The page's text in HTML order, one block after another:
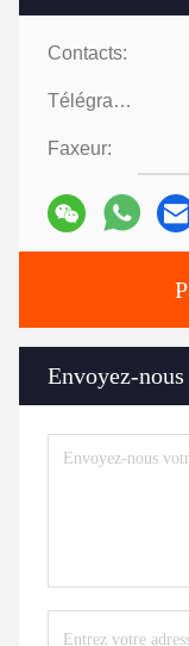
Contacts:
Télégramme:
Faxeur:
Envoyez-